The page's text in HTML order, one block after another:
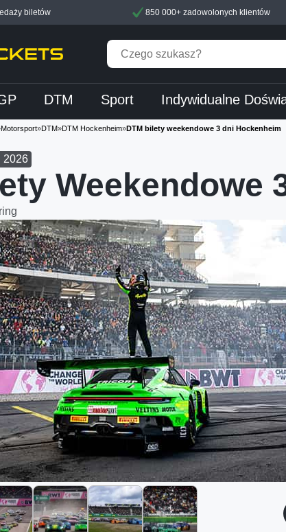
biletów 850 000+ zadowolonych klientów
DTM Sport Indywidualne
Motorsport»DTM»DTM Hockenheim»DTM bilety weekendowe 3 dni Hockenheim
2026
Weekendowe